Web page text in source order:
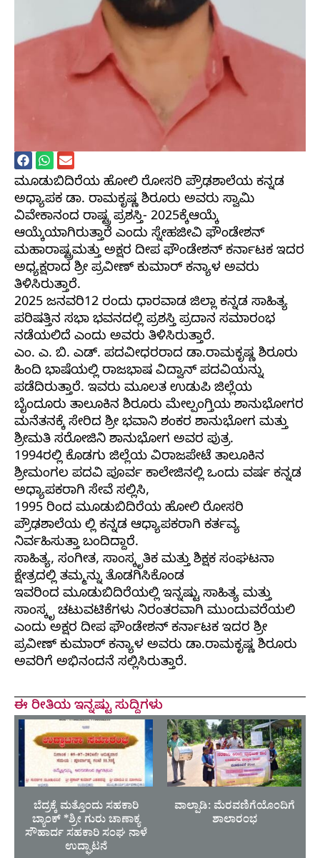
ಮೂಡುಬಿದಿರೆಯ ಹೋಲಿ ರೋಸರಿ ಪ್ರೌಢಶಾಲೆಯ ಕನ್ನಡ
ಅಧ್ಯಾಪಕ ಡಾ. ರಾಮಕೃಷ್ಣ ಶಿರೂರು ಅವರು ಸ್ವಾಮಿ
ವಿವೇಕಾನಂದ ರಾಷ್ಟ್ರ ಪ್ರಶಸ್ತಿ- 2025ಕ್ಕೆಆಯ್ಕೆ
ಆಯ್ಕೆಯಾಗಿರುತ್ತಾರೆ ಎಂದು ಸ್ನೇಹಜೀವಿ ಫೌಂಡೇಶನ್
ಮಹಾರಾಷ್ಟ್ರಮತ್ತು ಅಕ್ಷರ ದೀಪ ಫೌಂಡೇಶನ್ ಕರ್ನಾಟಕ ಇದರ
ಅಧ್ಯಕ್ಷರಾದ ಶ್ರೀ ಪ್ರವೀಣ್ ಕುಮಾರ್ ಕನ್ಯಾಳ ಅವರು
ತಿಳಿಸಿರುತ್ತಾರೆ.
2025 ಜನವರಿ12 ರಂದು ಧಾರವಾಡ ಜಿಲ್ಲಾ ಕನ್ನಡ ಸಾಹಿತ್ಯ
ಪರಿಷತ್ತಿನ ಸಭಾ ಭವನದಲ್ಲಿ ಪ್ರಶಸ್ತಿ ಪ್ರದಾನ ಸಮಾರಂಭ
ನಡೆಯಲಿದೆ ಎಂದು ಅವರು ತಿಳಿಸಿರುತ್ತಾರೆ.
ಎಂ. ಎ. ಬಿ. ಎಡ್. ಪದವೀಧರರಾದ ಡಾ.ರಾಮಕೃಷ್ಣ ಶಿರೂರು
ಹಿಂದಿ ಭಾಷೆಯಲ್ಲಿ ರಾಜಭಾಷ ವಿದ್ವಾನ್ ಪದವಿಯನ್ನು
ಪಡೆದಿರುತ್ತಾರೆ. ಇವರು ಮೂಲತ ಉಡುಪಿ ಜಿಲ್ಲೆಯ
ಬೈಂದೂರು ತಾಲೂಕಿನ ಶಿರೂರು ಮೇಲ್ಪಂಗ್ತಿಯ ಶಾನುಭೋಗರ
ಮನೆತನಕ್ಕೆ ಸೇರಿದ ಶ್ರೀ ಭವಾನಿ ಶಂಕರ ಶಾನುಭೋಗ ಮತ್ತು
ಶ್ರೀಮತಿ ಸರೋಜಿನಿ ಶಾನುಭೋಗ ಅವರ ಪುತ್ರ.
1994ರಲ್ಲಿ ಕೊಡಗು ಜಿಲ್ಲೆಯ ವಿರಾಜಪೇಟೆ ತಾಲೂಕಿನ
ಶ್ರೀಮಂಗಲ ಪದವಿ ಪೂರ್ವ ಕಾಲೇಜಿನಲ್ಲಿ ಒಂದು ವರ್ಷ ಕನ್ನಡ
ಅಧ್ಯಾಪಕರಾಗಿ ಸೇವೆ ಸಲ್ಲಿಸಿ,
1995 ರಿಂದ ಮೂಡುಬಿದಿರೆಯ ಹೋಲಿ ರೋಸರಿ
ಪ್ರೌಢಶಾಲೆಯ ಲ್ಲಿ ಕನ್ನಡ ಆಧ್ಯಾಪಕರಾಗಿ ಕರ್ತವ್ಯ
ನಿರ್ವಹಿಸುತ್ತಾ ಬಂದಿದ್ದಾರೆ.
ಸಾಹಿತ್ಯ, ಸಂಗೀತ, ಸಾಂಸ್ಕೃತಿಕ ಮತ್ತು ಶಿಕ್ಷಕ ಸಂಘಟನಾ
ಕ್ಷೇತ್ರದಲ್ಲಿ ತಮ್ಮನ್ನು ತೊಡಗಿಸಿಕೊಂಡ
ಇವರಿಂದ ಮೂಡುಬಿದಿರೆಯಲ್ಲಿ ಇನ್ನಷ್ಟು ಸಾಹಿತ್ಯ ಮತ್ತು
ಸಾಂಸ್ಕೃ ಚಟುವಟಿಕೆಗಳು ನಿರಂತರವಾಗಿ ಮುಂದುವರೆಯಲಿ
ಎಂದು ಅಕ್ಷರ ದೀಪ ಫೌಂಡೇಶನ್ ಕರ್ನಾಟಕ ಇದರ ಶ್ರೀ
ಪ್ರವೀಣ್ ಕುಮಾರ್ ಕನ್ಯಾಳ ಅವರು ಡಾ.ರಾಮಕೃಷ್ಣ ಶಿರೂರು
ಅವರಿಗೆ ಅಭಿನಂದನೆ ಸಲ್ಲಿಸಿರುತ್ತಾರೆ.
ಈ ರೀತಿಯ ಇನ್ನಷ್ಟು ಸುದ್ದಿಗಳು
ಬೆದ್ರಕ್ಕೆ ಮತ್ತೊಂದು ಸಹಕಾರಿ
ಬ್ಯಾಂಕ್ *ಶ್ರೀ ಗುರು ಚಾಣಾಕ್ಯ
ಸೌಹಾರ್ದ ಸಹಕಾರಿ ಸಂಘ ನಾಳೆ
ಉದ್ಘಾಟನೆ
ವಾಲ್ಪಾಡಿ: ಮೆರವಣಿಗೆಯೊಂದಿಗೆ
ಶಾಲಾರಂಭ